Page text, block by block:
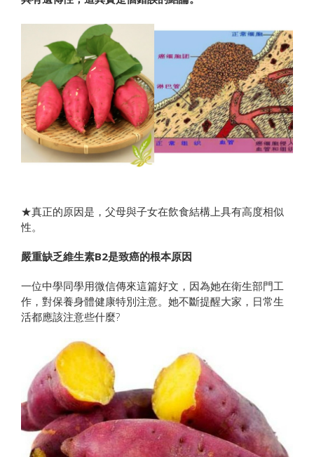
★真正的原因是，父母與子女在飲食結構上具有高度相似
性。
嚴重缺乏維生素B2是致癌的根本原因
一位中學同學用微信傳來這篇好文，因為她在衛生部門工
作，對保養身體健康特別注意。她不斷提醒大家，日常生
活都應該注意些什麼?